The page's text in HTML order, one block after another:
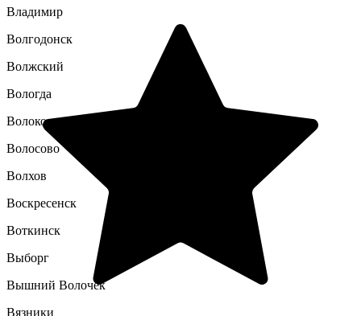
Владимир
Волгодонск
Волжский
Вологда
Волоколамск
Волосово
Волхов
Воскресенск
Воткинск
Выборг
Вышний Волочек
Вязники